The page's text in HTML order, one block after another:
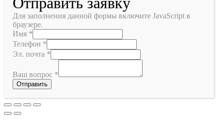
Для заполнения данной формы включите JavaScript в
браузере.
Имя *
Телефон *
Эл. почта *
Ваш вопрос *
Отправить